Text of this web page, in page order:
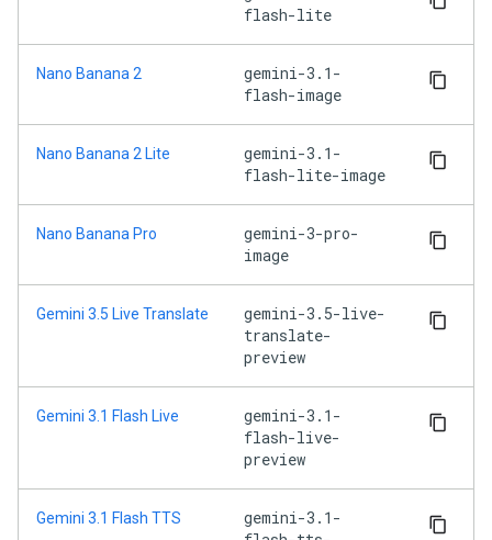
flash-lite
Nano Banana 2
gemini-3.1-
flash-image
Nano Banana 2 Lite
gemini-3.1-
flash-lite-image
Nano Banana Pro
gemini-3-pro-
image
Gemini 3.5 Live Translate
gemini-3.5-live-
translate-
preview
Gemini 3.1 Flash Live
gemini-3.1-
flash-live-
preview
Gemini 3.1 Flash TTS
gemini-3.1-